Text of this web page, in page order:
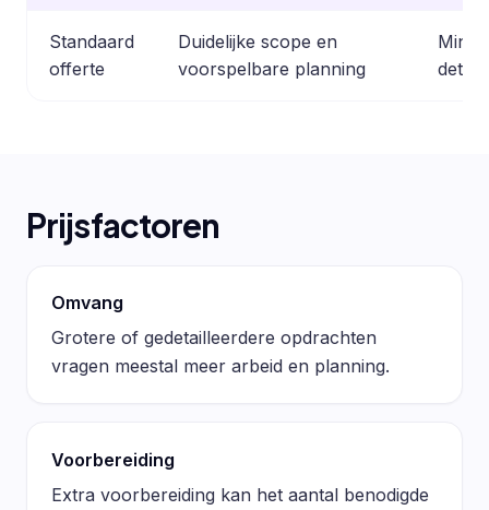
Standaard
offerte
Duidelijke scope en
voorspelbare planning
Prijsfactoren
Omvang
Grotere of gedetailleerdere opdrachten
vragen meestal meer arbeid en planning.
Voorbereiding
Extra voorbereiding kan het aantal benodigde